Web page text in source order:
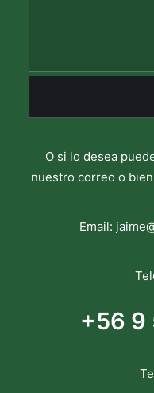
O si lo desea
nuestro correo o
Email:
+56 9